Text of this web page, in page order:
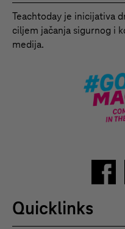
Teachtoday je inicijativa
ciljem jačanja sigurnog i
medija.
Quicklinks